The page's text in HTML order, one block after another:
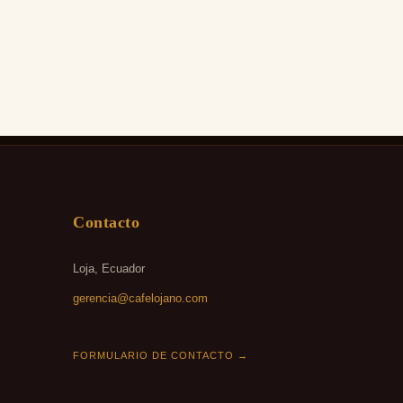
Contacto
Loja, Ecuador
gerencia@cafelojano.com
FORMULARIO DE CONTACTO →